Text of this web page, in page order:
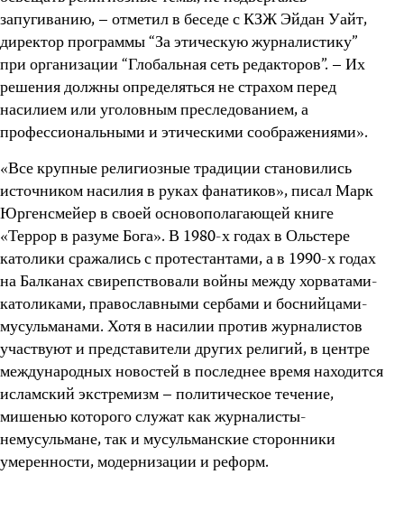
запугиванию, – отметил в беседе с КЗЖ Эйдан Уайт,
директор программы “За этическую журналистику”
при организации “Глобальная сеть редакторов”. – Их
решения должны определяться не страхом перед
насилием или уголовным преследованием, а
профессиональными и этическими соображениями».
«Все крупные религиозные традиции становились
источником насилия в руках фанатиков», писал Марк
Юргенсмейер в своей основополагающей книге
«Террор в разуме Бога». В 1980-х годах в Ольстере
католики сражались с протестантами, а в 1990-х годах
на Балканах свирепствовали войны между хорватами-
католиками, православными сербами и боснийцами-
мусульманами. Хотя в насилии против журналистов
участвуют и представители других религий, в центре
международных новостей в последнее время находится
исламский экстремизм – политическое течение,
мишенью которого служат как журналисты-
немусульмане, так и мусульманские сторонники
умеренности, модернизации и реформ.